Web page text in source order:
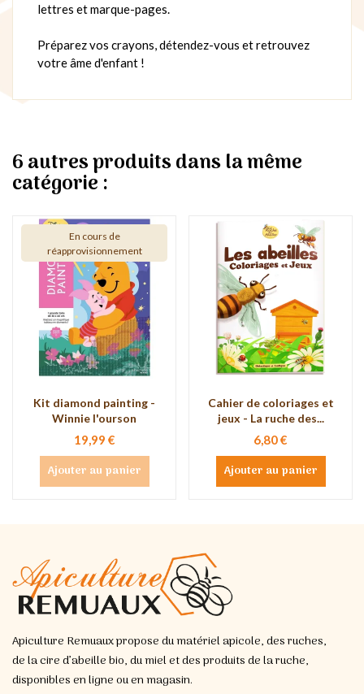
lettres et marque-pages.
Préparez vos crayons, détendez-vous et retrouvez
votre âme d'enfant !
6 autres produits dans la même
catégorie :
En cours de
réapprovisionnement
Kit diamond painting -
Winnie l'ourson
19,99 €
Ajouter au panier
Cahier de coloriages et
jeux - La ruche des...
6,80 €
Ajouter au panier
Apiculture Remuaux propose du matériel apicole, des ruches,
de la cire d’abeille bio, du miel et des produits de la ruche,
disponibles en ligne ou en magasin.